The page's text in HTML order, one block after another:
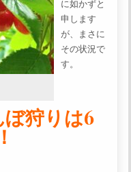
に如かずと
申します
が、まさに
その状況で
す。
狩りは6